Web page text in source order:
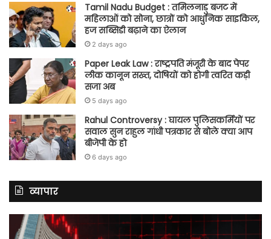
Tamil Nadu Budget : तमिलनाडु बजट में
महिलाओं को सोना, छात्रों को आधुनिक साइकिल,
हज सब्सिडी बढ़ाने का ऐलान
2 days ago
Paper Leak Law : राष्ट्रपति मंजूरी के बाद पेपर
लीक कानून सख्त, दोषियों को होगी त्वरित कड़ी
सजा अब
5 days ago
Rahul Controversy : घायल पुलिसकर्मियों पर
सवाल सुन राहुल गांधी पत्रकार से बोले क्या आप
बीजेपी के हो
6 days ago
व्यापार